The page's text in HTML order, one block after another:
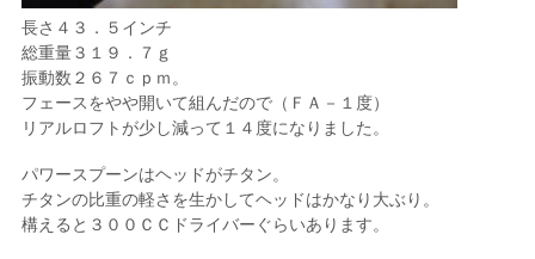
長さ４３．５インチ
総重量３１９．７ｇ
振動数２６７ｃｐｍ。
フェースをやや開いて組んだので（ＦＡ－１度）
リアルロフトが少し減って１４度になりました。
パワースプーンはヘッドがチタン。
チタンの比重の軽さを生かしてヘッドはかなり大ぶり。
構えると３００ＣＣドライバーぐらいあります。